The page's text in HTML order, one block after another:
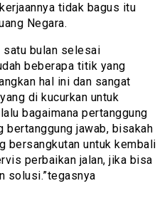
tidak bagus itu
Negara.
satu bulan selesai
beberapa titik yang
hal ini dan sangat
di kucurkan untuk
bagaimana pertanggung
bertanggung jawab, bisakah
bersangkutan untuk kembali
perbaikan jalan, jika bisa
solusi.”tegasnya